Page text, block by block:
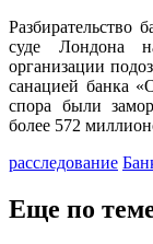
суде Лондона
организации
санацией банка
спора были
более 572
расследование
Еще по